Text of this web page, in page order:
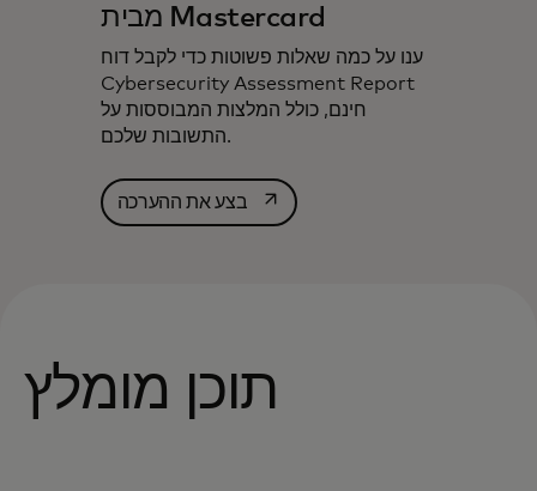
מבית Mastercard
ענו על כמה שאלות פשוטות כדי לקבל דוח
Cybersecurity Assessment Report
חינם, כולל המלצות המבוססות על
התשובות שלכם.‎
בצע את ההערכהopens in a new tab
תוכן מומלץ